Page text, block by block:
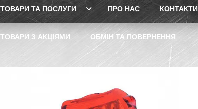
ТОВАРИ ТА ПОСЛУГИ ПРО НАС КОНТАКТИ
ТОВАРИ З АКЦІЯМИ ОБМІН ТА ПОВЕРНЕННЯ